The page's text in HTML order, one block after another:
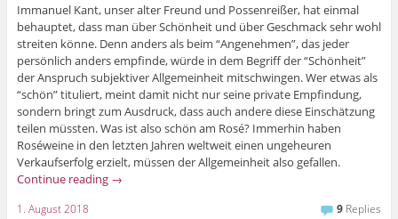
Immanuel Kant, unser alter Freund und Possenreißer, hat einmal
behauptet, dass man über Schönheit und über Geschmack sehr wohl
streiten könne. Denn anders als beim “Angenehmen”, das jeder
persönlich anders empfinde, würde in dem Begriff der “Schönheit”
der Anspruch subjektiver Allgemeinheit mitschwingen. Wer etwas als
“schön” tituliert, meint damit nicht nur seine private Empfindung,
sondern bringt zum Ausdruck, dass auch andere diese Einschätzung
teilen müssten. Was ist also schön am Rosé? Immerhin haben
Roséweine in den letzten Jahren weltweit einen ungeheuren
Verkaufserfolg erzielt, müssen der Allgemeinheit also gefallen.
Continue reading →
1. August 2018 9 Replies